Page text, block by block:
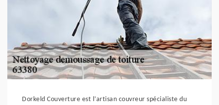
Dorkeld Couverture est l’artisan couvreur spécialiste du